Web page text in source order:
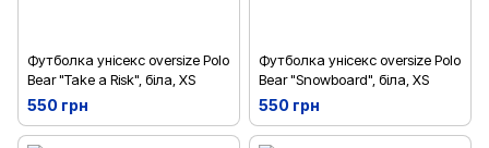
Футболка унісекс oversize Polo
Bear "Take a Risk", біла, XS
550 грн
Футболка унісекс oversize Polo
Bear "Snowboard", біла, XS
550 грн